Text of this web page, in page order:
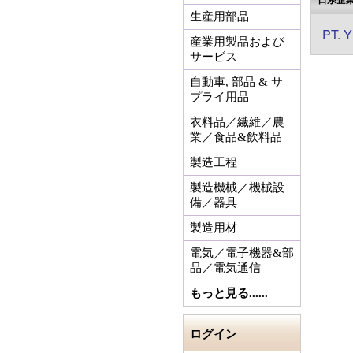
生産用部品
産業用製品および
サービス
自動車, 部品 & サ
プライ用品
衣料品／繊維／農
業／食品&飲料品
製造工程
製造機械／機械設
備／器具
製造用材
電気／電子機器&部
品／電気通信
もっと見る......
ログイン
PT.